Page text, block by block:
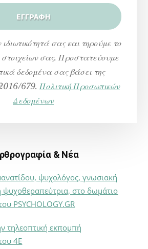
σας και τηρούμε το
σας. Προστατεύουμε
δεδομένα σας βάσει της
679. Πολιτική Προσωπικών
Δεδομένων
& Νέα
ψυχολόγος, γνωσιακή
ψυχοθεραπεύτρια, στο δωμάτιο
PSYCHOLOGY.GR
τηλεοπτική εκπομπή
4Ε